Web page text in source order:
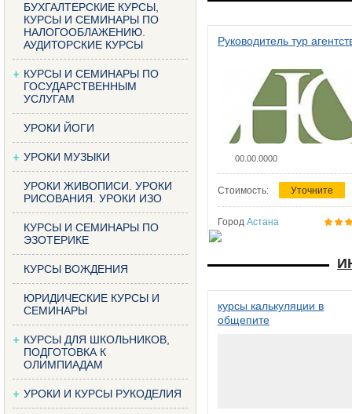
БУХГАЛТЕРСКИЕ КУРСЫ,
КУРСЫ И СЕМИНАРЫ ПО
НАЛОГООБЛАЖЕНИЮ.
АУДИТОРСКИЕ КУРСЫ
КУРСЫ И СЕМИНАРЫ ПО
ГОСУДАРСТВЕННЫМ
УСЛУГАМ
УРОКИ ЙОГИ
УРОКИ МУЗЫКИ
УРОКИ ЖИВОПИСИ. УРОКИ
РИСОВАНИЯ. УРОКИ ИЗО
КУРСЫ И СЕМИНАРЫ ПО
ЭЗОТЕРИКЕ
КУРСЫ ВОЖДЕНИЯ
ЮРИДИЧЕСКИЕ КУРСЫ И
СЕМИНАРЫ
КУРСЫ ДЛЯ ШКОЛЬНИКОВ,
ПОДГОТОВКА К
ОЛИМПИАДАМ
УРОКИ И КУРСЫ РУКОДЕЛИЯ
Руководитель тур
00.00.0000
Стоимость: Уточните
Город Астана
курсы калькуляции в
общепите